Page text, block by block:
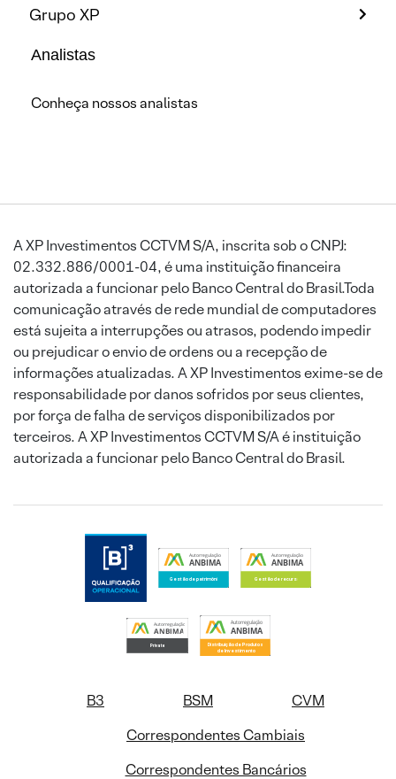
Grupo XP
Analistas
Conheça nossos analistas
A XP Investimentos CCTVM S/A, inscrita sob o CNPJ:
02.332.886/0001-04, é uma instituição financeira
autorizada a funcionar pelo Banco Central do Brasil.Toda
comunicação através de rede mundial de computadores
está sujeita a interrupções ou atrasos, podendo impedir
ou prejudicar o envio de ordens ou a recepção de
informações atualizadas. A XP Investimentos exime-se de
responsabilidade por danos sofridos por seus clientes,
por força de falha de serviços disponibilizados por
terceiros. A XP Investimentos CCTVM S/A é instituição
autorizada a funcionar pelo Banco Central do Brasil.
B3 BSM
CVM
Correspondentes Cambiais
Correspondentes Bancários